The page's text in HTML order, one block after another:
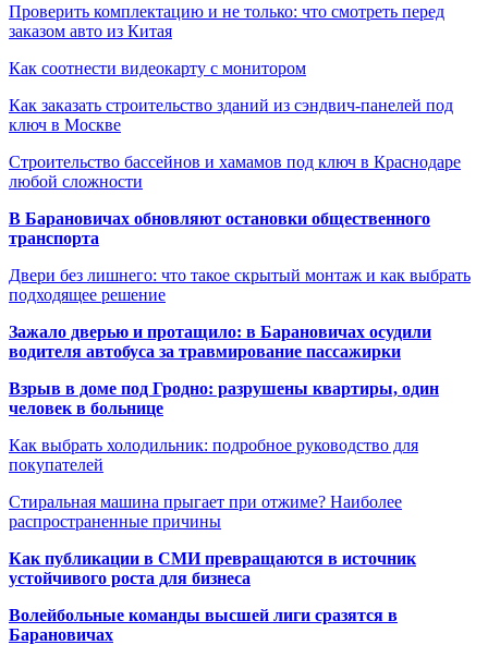
Проверить комплектацию и не только: что смотреть перед
заказом авто из Китая
Как соотнести видеокарту с монитором
Как заказать строительство зданий из сэндвич-панелей под
ключ в Москве
Строительство бассейнов и хамамов под ключ в Краснодаре
любой сложности
В Барановичах обновляют остановки общественного
транспорта
Двери без лишнего: что такое скрытый монтаж и как выбрать
подходящее решение
Зажало дверью и протащило: в Барановичах осудили
водителя автобуса за травмирование пассажирки
Взрыв в доме под Гродно: разрушены квартиры, один
человек в больнице
Как выбрать холодильник: подробное руководство для
покупателей
Стиральная машина прыгает при отжиме? Наиболее
распространенные причины
Как публикации в СМИ превращаются в источник
устойчивого роста для бизнеса
Волейбольные команды высшей лиги сразятся в
Барановичах